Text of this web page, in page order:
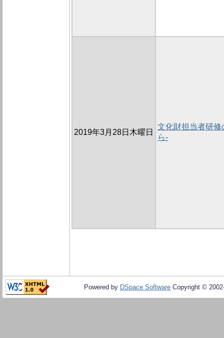
2019年3月28日木曜日
文化財担当者研
ら-
Powered by DSpace Software Copyright ©